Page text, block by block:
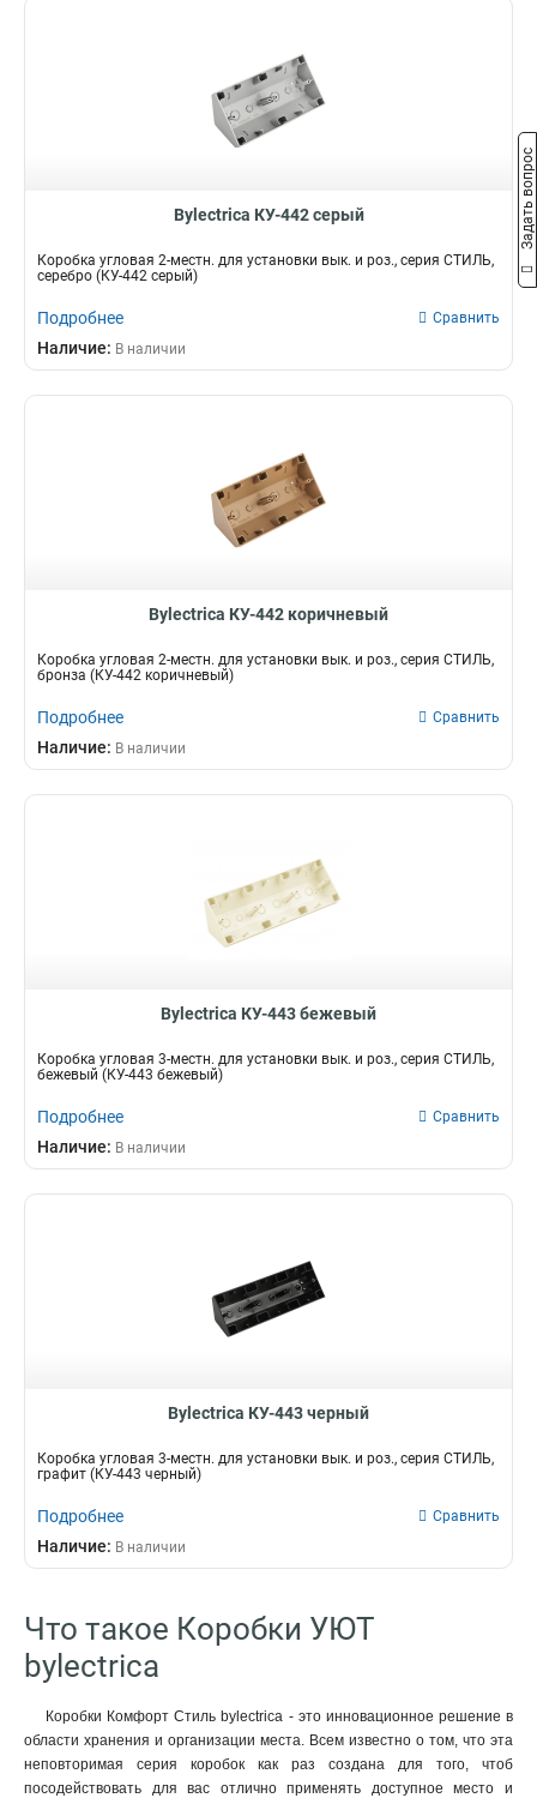
Bylectrica КУ-442 серый
Коробка угловая 2-местн. для установки вык. и роз., серия СТИЛЬ,
серебро (КУ-442 серый)
Подробнее Сравнить
Наличие: В наличии
Bylectrica КУ-442 коричневый
Коробка угловая 2-местн. для установки вык. и роз., серия СТИЛЬ,
бронза (КУ-442 коричневый)
Подробнее Сравнить
Наличие: В наличии
Bylectrica КУ-443 бежевый
Коробка угловая 3-местн. для установки вык. и роз., серия СТИЛЬ,
бежевый (КУ-443 бежевый)
Подробнее Сравнить
Наличие: В наличии
Bylectrica КУ-443 черный
Коробка угловая 3-местн. для установки вык. и роз., серия СТИЛЬ,
графит (КУ-443 черный)
Подробнее Сравнить
Наличие: В наличии
Что такое Коробки УЮТ
bylectrica
Коробки Комфорт Стиль bylectrica - это инновационное решение в
области хранения и организации места. Всем известно о том, что эта
неповторимая серия коробок как раз создана для того, чтоб
посодействовать для вас отлично применять доступное место и
Задать вопрос